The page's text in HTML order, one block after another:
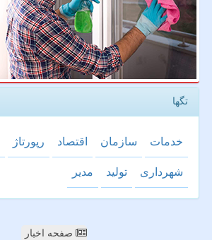
تگها
خدمات سازمان اقتصاد رپورتاژ
شهرداری تولید مدیر
صفحه اخبار